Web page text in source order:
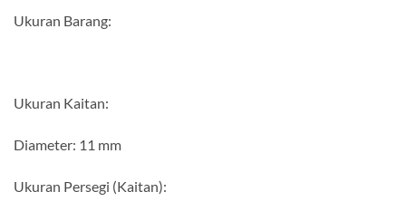
Ukuran Barang:
Ukuran Kaitan:
Diameter: 11 mm
Ukuran Persegi (Kaitan):